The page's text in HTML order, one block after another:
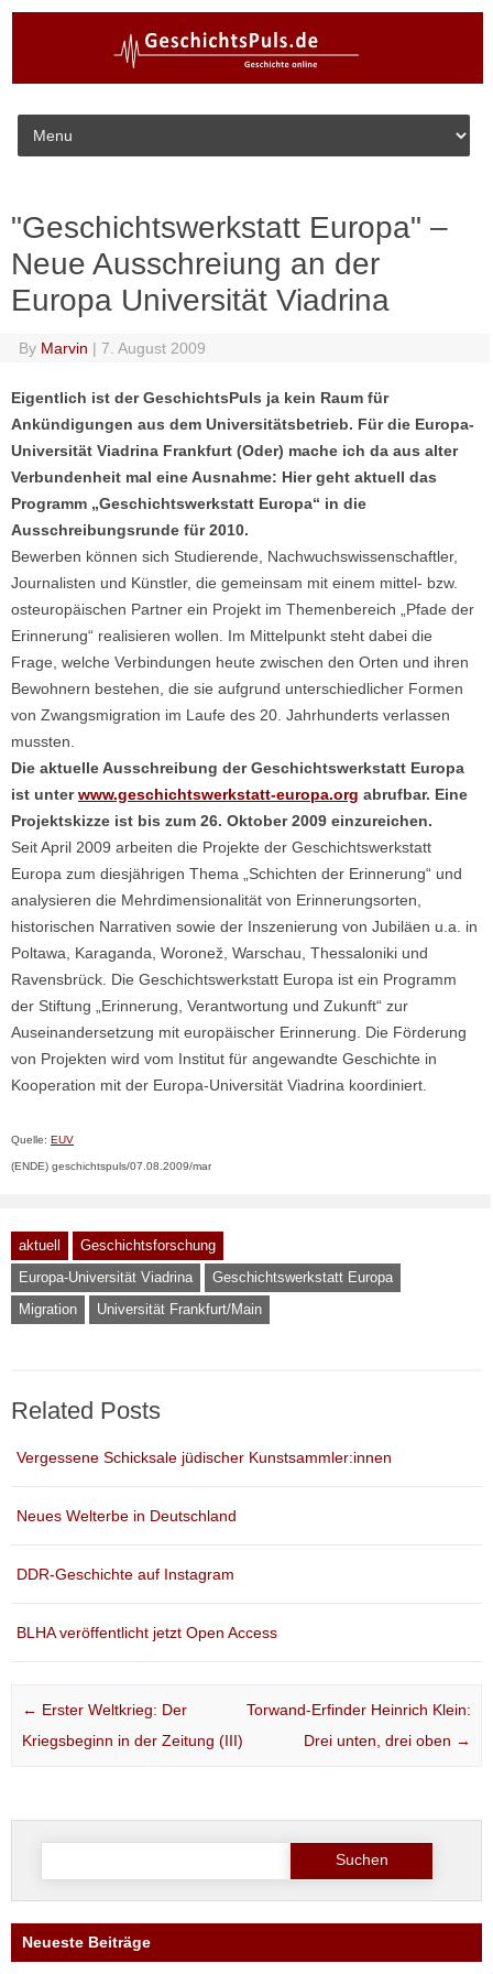
Skip to content
"Geschichtswerkstatt Europa" –
Neue Ausschreiung an der
Europa Universität Viadrina
By Marvin | 7. August 2009
Eigentlich ist der GeschichtsPuls ja kein Raum für
Ankündigungen aus dem Universitätsbetrieb. Für die Europa-
Universität Viadrina Frankfurt (Oder) mache ich da aus alter
Verbundenheit mal eine Ausnahme: Hier geht aktuell das
Programm „Geschichtswerkstatt Europa“ in die
Ausschreibungsrunde für 2010.
Bewerben können sich Studierende, Nachwuchswissenschaftler,
Journalisten und Künstler, die gemeinsam mit einem mittel- bzw.
osteuropäischen Partner ein Projekt im Themenbereich „Pfade der
Erinnerung“ realisieren wollen. Im Mittelpunkt steht dabei die
Frage, welche Verbindungen heute zwischen den Orten und ihren
Bewohnern bestehen, die sie aufgrund unterschiedlicher Formen
von Zwangsmigration im Laufe des 20. Jahrhunderts verlassen
mussten.
Die aktuelle Ausschreibung der Geschichtswerkstatt Europa
ist unterwww.geschichtswerkstatt-europa.org abrufbar. Eine
Projektskizze ist bis zum 26. Oktober 2009 einzureichen.
Seit April 2009 arbeiten die Projekte der Geschichtswerkstatt
Europa zum diesjährigen Thema „Schichten der Erinnerung“ und
analysieren die Mehrdimensionalität von Erinnerungsorten,
historischen Narrativen sowie der Inszenierung von Jubiläen u.a. in
Poltawa, Karaganda, Woronež, Warschau, Thessaloniki und
Ravensbrück. Die Geschichtswerkstatt Europa ist ein Programm
der Stiftung „Erinnerung, Verantwortung und Zukunft“ zur
Auseinandersetzung mit europäischer Erinnerung. Die Förderung
von Projekten wird vom Institut für angewandte Geschichte in
Kooperation mit der Europa-Universität Viadrina koordiniert.
Quelle: EUV
(ENDE) geschichtspuls/07.08.2009/mar
aktuell
Geschichtsforschung
Europa-Universität Viadrina
Geschichtswerkstatt Europa
Migration
Universität Frankfurt/Main
Related Posts
Vergessene Schicksale jüdischer Kunstsammler:innen
Neues Welterbe in Deutschland
DDR-Geschichte auf Instagram
BLHA veröffentlicht jetzt Open Access
Post navigation
← Erster Weltkrieg: Der
Kriegsbeginn in der Zeitung (III)
Torwand-Erfinder Heinrich Klein:
Drei unten, drei oben →
Suche
Neueste Beiträge